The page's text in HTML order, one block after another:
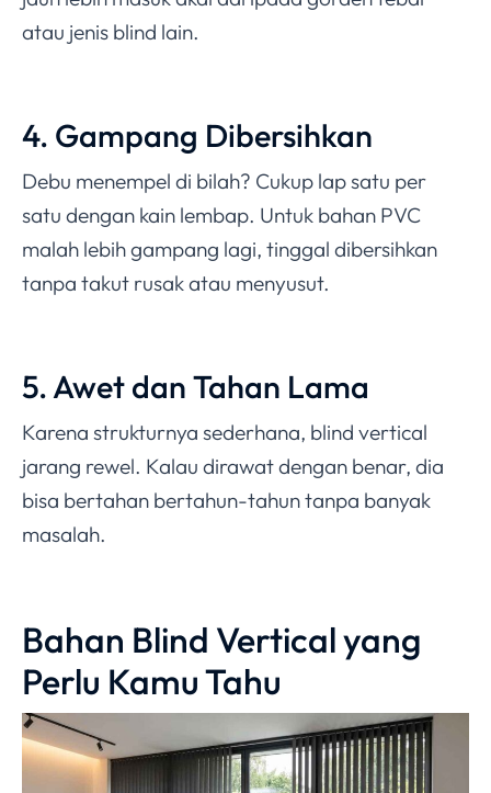
atau jenis blind lain.
4. Gampang Dibersihkan
Debu menempel di bilah? Cukup lap satu per
satu dengan kain lembap. Untuk bahan PVC
malah lebih gampang lagi, tinggal dibersihkan
tanpa takut rusak atau menyusut.
5. Awet dan Tahan Lama
Karena strukturnya sederhana, blind vertical
jarang rewel. Kalau dirawat dengan benar, dia
bisa bertahan bertahun-tahun tanpa banyak
masalah.
Bahan Blind Vertical yang
Perlu Kamu Tahu